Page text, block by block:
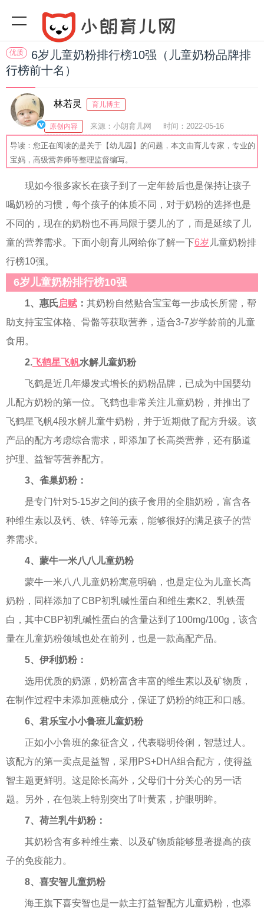
优质
6岁儿童奶粉排行榜10强（儿童奶粉品牌排
行榜前十名）
林若灵 育儿博主
原创内容 来源：小朗育儿网 时间：2022-05-16
11:29:13 阅读( 收藏：52 分享：51 爆
导读：您正在阅读的是关于【幼儿园】的问题，本文由育儿专家，专业的
宝妈，高级营养师等整理监督编写。
现如今很多家长在孩子到了一定年龄后也是保持让孩子
喝奶粉的习惯，每个孩子的体质不同，对于奶粉的选择也是
不同的，现在的奶粉也不再局限于婴儿的了，而是延续了儿
童的营养需求。下面小朗育儿网给你了解一下6岁 儿童奶粉排
行榜10强。
6岁儿童奶粉排行榜10强
1、惠氏启赋 ： 其奶粉自然贴合宝宝每一步成长所需，帮
助支持宝宝体格、骨骼等获取营养，适合3-7岁学龄前的儿童
食用。
2.飞鹤星飞帆水解儿童奶粉
飞鹤是近几年爆发式增长的奶粉品牌，已成为中国婴幼
儿配方奶粉的第一位。飞鹤也非常关注儿童奶粉，并推出了
飞鹤星飞帆4段水解儿童牛奶粉，并于近期做了配方升级。该
产品的配方考虑综合需求，即添加了长高类营养，还有肠道
护理、益智等营养配方。
3、雀巢奶粉：
是专门针对5-15岁之间的孩子食用的全脂奶粉，富含各
种维生素以及钙、铁、锌等元素，能够很好的满足孩子的营
养需求。
4、蒙牛一米八八儿童奶粉
蒙牛一米八八儿童奶粉寓意明确，也是定位为儿童长高
奶粉，同样添加了CBP初乳碱性蛋白和维生素K2、乳铁蛋
白，其中CBP初乳碱性蛋白的含量达到了100mg/100g，该含
量在儿童奶粉领域也处在前列，也是一款高配产品。
5、伊利奶粉：
选用优质的奶源，奶粉富含丰富的维生素以及矿物质，
在制作过程中未添加蔗糖成分，保证了奶粉的纯正和口感。
6、君乐宝小小鲁班儿童奶粉
正如小小鲁班的象征含义，代表聪明伶俐，智慧过人。
该配方的第一卖点是益智，采用PS+DHA组合配方，使得益
智主题更鲜明。这是除长高外，父母们十分关心的另一话
题。另外，在包装上特别突出了叶黄素，护眼明眸。
7、荷兰乳牛奶粉：
其奶粉含有多种维生素、以及矿物质能够显著提高的孩
子的免疫能力。
8、喜安智儿童奶粉
海王旗下喜安智也是一款主打益智配方儿童奶粉，也添